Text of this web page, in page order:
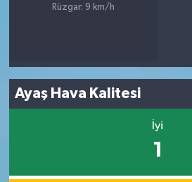
Rüzgar: 9 km/h
Ayaş Hava Kalitesi
İyi
1